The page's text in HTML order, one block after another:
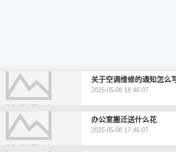
关于空调维修的通知怎么
2025-05-08 18:46:07
办公室搬迁送什么花
2025-05-08 17:46:07